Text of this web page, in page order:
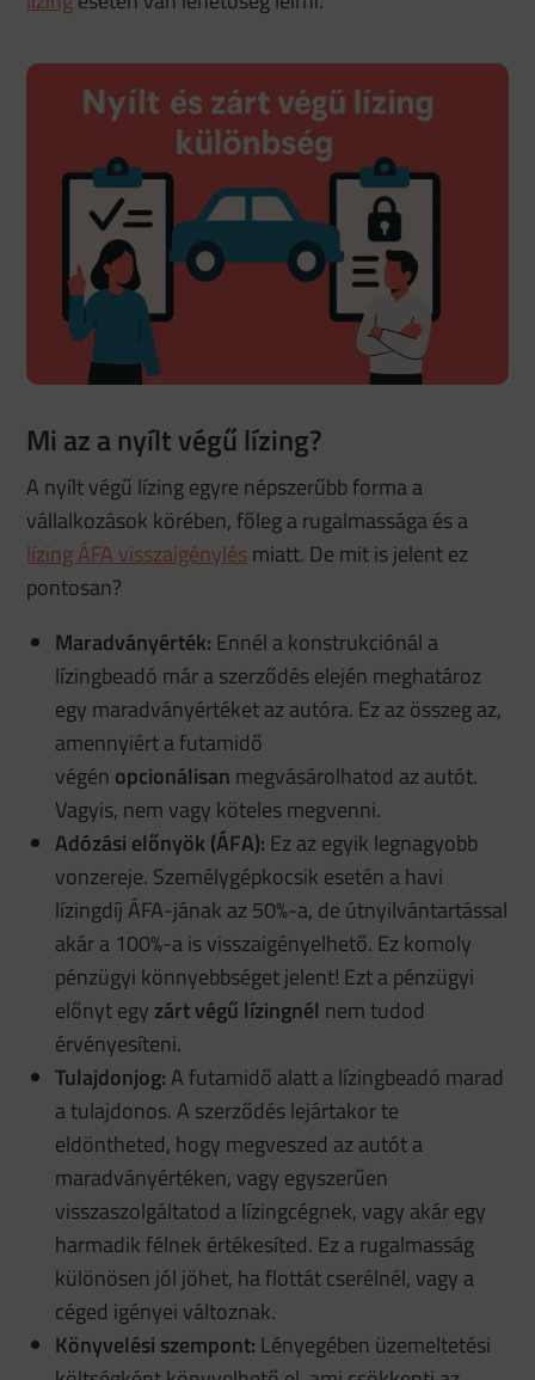
Mi az a nyílt végű lízing?
A nyílt végű lízing egyre népszerűbb forma a
vállalkozások körében, főleg a rugalmassága és a
lízing ÁFA visszaigénylésmiatt. De mit is jelent ez
pontosan?
Maradványérték: Ennél a konstrukciónál a
lízingbeadó már a szerződés elején meghatároz
egy maradványértéket az autóra. Ez az összeg az,
amennyiért a futamidő
végén opcionálisan megvásárolhatod az autót.
Vagyis, nem vagy köteles megvenni.
Adózási előnyök (ÁFA): Ez az egyik legnagyobb
vonzereje. Személygépkocsik esetén a havi
lízingdíj ÁFA-jának az 50%-a, de útnyilvántartással
akár a 100%-a is visszaigényelhető. Ez komoly
pénzügyi könnyebbséget jelent! Ezt a pénzügyi
előnyt egy zárt végű lízingnél nem tudod
érvényesíteni.
Tulajdonjog:A futamidő alatt a lízingbeadó marad
a tulajdonos. A szerződés lejártakor te
eldöntheted, hogy megveszed az autót a
maradványértéken, vagy egyszerűen
visszaszolgáltatod a lízingcégnek, vagy akár egy
harmadik félnek értékesíted. Ez a rugalmasság
különösen jól jöhet, ha flottát cserélnél, vagy a
céged igényei változnak.
Könyvelési szempont: Lényegében üzemeltetési